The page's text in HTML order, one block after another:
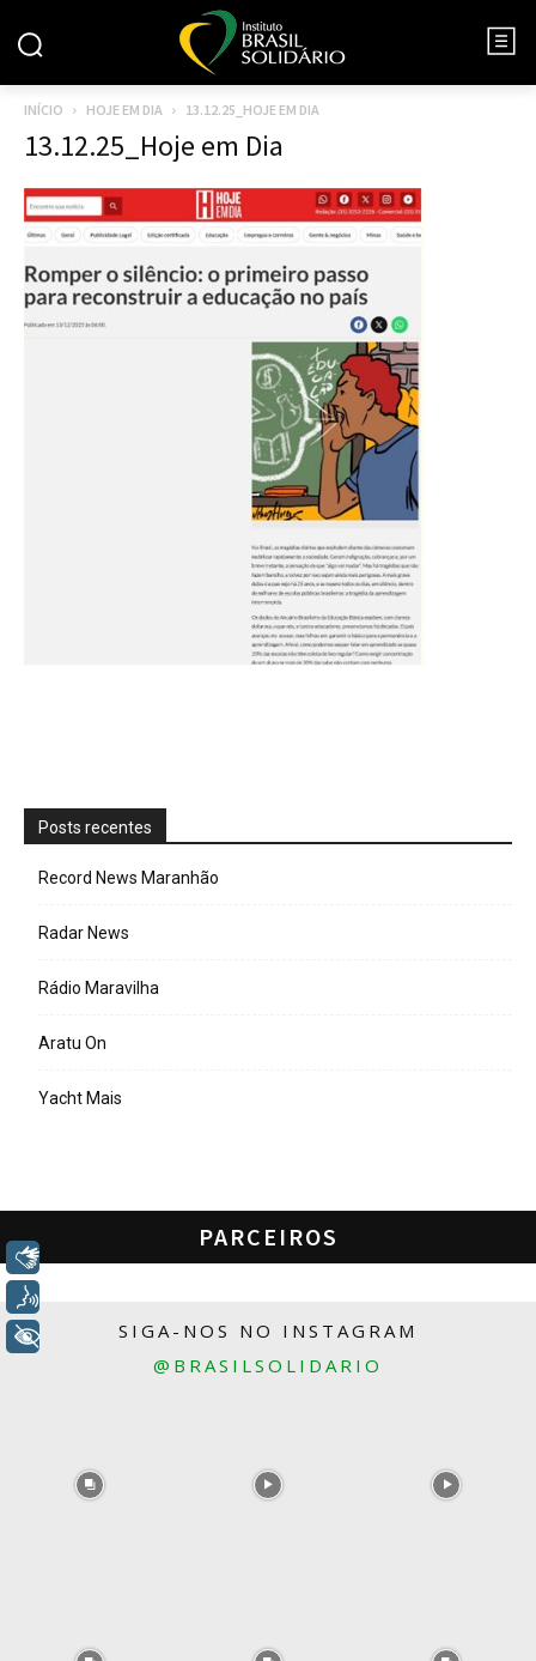
INÍCIO HOJE EM DIA 13.12.25_HOJE EM DIA
13.12.25_Hoje em Dia
Posts recentes
Record News Maranhão
Radar News
Rádio Maravilha
Aratu On
Yacht Mais
PARCEIROS
SIGA-NOS NO INSTAGRAM
@BRASILSOLIDARIO
+ Acessibilidade